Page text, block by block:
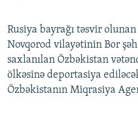
Rusiya bayrağı təsvir
Novqorod vilayətinin Bor
saxlanılan Özbəkistan
ölkəsinə deportasiya
Özbəkistanın Miqrasiya